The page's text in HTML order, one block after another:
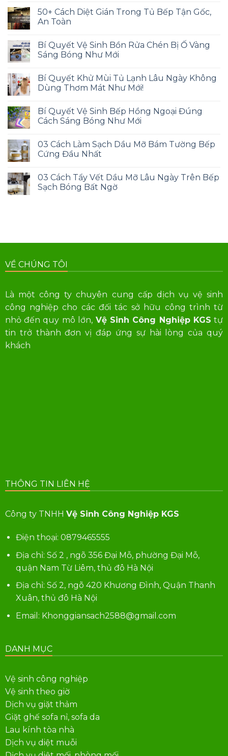
50+ Cách Diệt Gián Trong Tủ Bếp Tận Gốc,
An Toàn
Bí Quyết Vệ Sinh Bồn Rửa Chén Bị Ố Vàng
Sáng Bóng Như Mới
Bí Quyết Khử Mùi Tủ Lạnh Lâu Ngày Không
Dùng Thơm Mát Như Mới!
Bí Quyết Vệ Sinh Bếp Hồng Ngoại Đúng
Cách Sáng Bóng Như Mới
03 Cách Làm Sạch Dầu Mỡ Bám Tường Bếp
Cứng Đầu Nhất
03 Cách Tẩy Vết Dầu Mỡ Lâu Ngày Trên Bếp
Sạch Bóng Bất Ngờ
VỀ CHÚNG TÔI
Là một công ty chuyên cung cấp dịch vụ vệ sinh
công nghiệp cho các đối tác sở hữu công trình từ
nhỏ đến quy mô lớn,Vệ Sinh Công Nghiệp KGS tự
tin trở thành đơn vị đáp ứng sự hài lòng của quý
khách
THÔNG TIN LIÊN HỆ
Công ty TNHH Vệ Sinh Công Nghiệp KGS
Điện thoại: 0879465555
Địa chỉ: Số 2 , ngõ 356 Đại Mỗ, phường Đại Mỗ,
quận Nam Từ Liêm, thủ đô Hà Nội
Địa chỉ: Số 2, ngõ 420 Khương Đình, Quận Thanh
Xuân, thủ đô Hà Nội
Email: Khonggiansach2588@gmail.com
DANH MỤC
Vệ sinh công nghiệp
Vệ sinh theo giờ
Dịch vụ giặt thảm
Giặt ghế sofa nỉ, sofa da
Lau kính tòa nhà
Dịch vụ diệt muỗi